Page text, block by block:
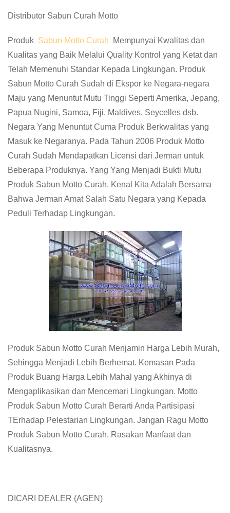
Distributor Sabun Curah Motto
Produk Sabun Motto Curah
Mempunyai Kwalitas dan
Kualitas yang Baik Melalui Quality Kontrol yang Ketat dan
Telah Memenuhi Standar Kepada Lingkungan. Produk
Sabun Motto Curah Sudah di Ekspor ke Negara-negara
Maju yang Menuntut Mutu Tinggi Seperti Amerika, Jepang,
Papua Nugini, Samoa, Fiji, Maldives, Seycelles dsb.
Negara Yang Menuntut Cuma Produk Berkwalitas yang
Masuk ke Negaranya. Pada Tahun 2006 Produk Motto
Curah Sudah Mendapatkan Licensi dari Jerman untuk
Beberapa Produknya. Yang Yang Menjadi Bukti Mutu
Produk Sabun Motto Curah. Kenal Kita Adalah Bersama
Bahwa Jerman Amat Salah Satu Negara yang Kepada
Peduli Terhadap Lingkungan.
Produk Sabun Motto Curah Menjamin Harga Lebih Murah,
Sehingga Menjadi Lebih Berhemat. Kemasan Pada
Produk Buang Harga Lebih Mahal yang Akhinya di
Mengaplikasikan dan Mencemari Lingkungan. Motto
Produk Sabun Motto Curah Berarti Anda Partisipasi
TErhadap Pelestarian Lingkungan. Jangan Ragu Motto
Produk Sabun Motto Curah, Rasakan Manfaat dan
Kualitasnya.
DICARI DEALER (AGEN)